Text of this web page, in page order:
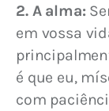
2. A alma:
em vossa
é que eu,
com